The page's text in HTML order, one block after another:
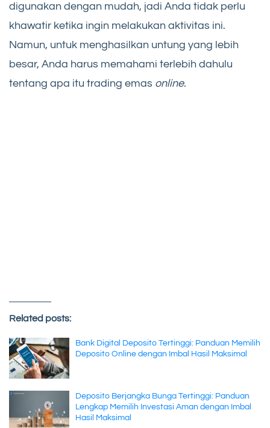
digunakan dengan mudah, jadi Anda tidak perlu
khawatir ketika ingin melakukan aktivitas ini.
Namun, untuk menghasilkan untung yang lebih
besar, Anda harus memahami terlebih dahulu
tentang apa itu trading emas online.
Related posts:
Bank Digital Deposito Tertinggi: Panduan Memilih
Deposito Online dengan Imbal Hasil Maksimal
Deposito Berjangka Bunga Tertinggi: Panduan
Lengkap Memilih Investasi Aman dengan Imbal
Hasil Maksimal